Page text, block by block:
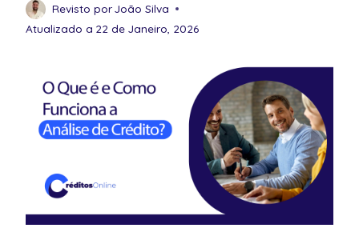
Revisto porJoão Silva
Atualizado a 22 de Janeiro, 2026